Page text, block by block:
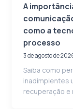
A
como a
processo
3 de agosto de
Saiba como
inadimplentes
recuperação e